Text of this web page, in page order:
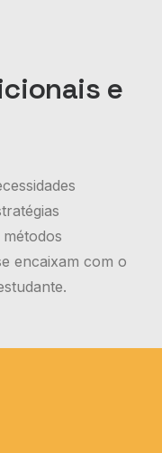
e
encaixam com o